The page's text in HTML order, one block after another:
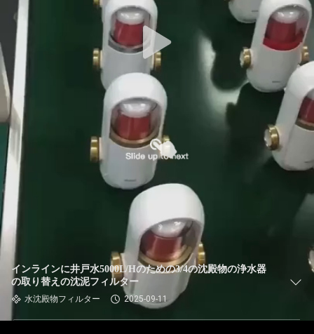
インラインに井戸水5000L/Hのための3/4の沈殿物の浄水器
の取り替えの沈泥フィルター
水沈殿物フィルター 2025-09-11